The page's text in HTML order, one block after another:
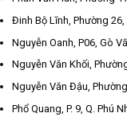
Đinh Bộ Lĩnh, Phường 26,
Nguyễn Oanh, P06, Gò
Nguyễn Văn Khối,
Nguyễn Văn Đậu,
Phổ Quang, P. 9, Q. Phú